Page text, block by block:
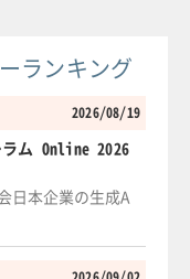
ランキング
2026/08/19
ム Online 2026
日本企業の生成A